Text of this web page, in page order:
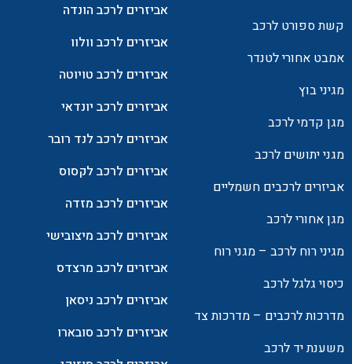
קשת ספורט לרכב
אמבט אחורי לטנדר
מגיני בוץ
מגן קדמי לרכב
מגני יתושים לרכב
אביזרים לרכבים חשמליים
מגן אחורי לרכב
מגיני רוח לרכב – מגני רוח
כיסוי גלגל לרכב
מדרכות לרכבים – מדרכות צד
משענת יד לרכב
אביזרים לרכב הונדה
אביזרים לרכב וולוו
אביזרים לרכב טויוטה
אביזרים לרכב יונדאי
אביזרים לרכב לנד רובר
אביזרים לרכב לקסוס
אביזרים לרכב מזדה
אביזרים לרכב מיצובישי
אביזרים לרכב מרצדס
אביזרים לרכב ניסאן
אביזרים לרכב סובארו